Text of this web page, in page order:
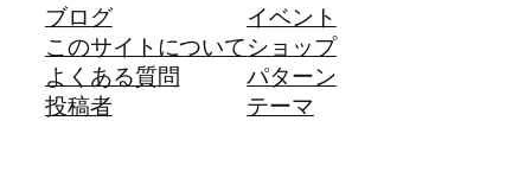
ブログ
このサイトについて
よくある質問
投稿者
イベント
ショップ
パターン
テーマ